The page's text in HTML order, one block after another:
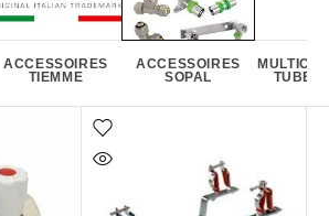
ACCESSOIRES
TIEMME
ACCESSOIRES
SOPAL
TUBE